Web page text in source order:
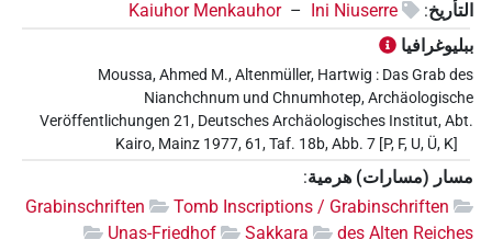
التأريخ:
Ini Niuserre
–
Kaiuhor Menkauhor
ببليوغرافيا
Moussa, Ahmed M., Altenmüller, Hartwig : Das Grab des
Nianchchnum und Chnumhotep, Archäologische
Veröffentlichungen 21, Deutsches Archäologisches Institut, Abt.
Kairo, Mainz 1977, 61, Taf. 18b, Abb. 7 [P, F, U, Ü, K]
مسار (مسارات) هرمية:
Tomb Inscriptions / Grabinschriften
Grabinschriften
des Alten Reiches
Sakkara
Unas-Friedhof